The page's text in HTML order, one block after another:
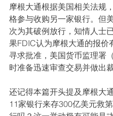
摩根大通根据美国相关法规
格参与收购另一家银行。但
次为其破例放行，知情人士
果FDIC认为摩根大通的报价
寻求批准，美国货币监理署
时准备迅速审查交易并做出裁
还记得本篇开头提及摩根大
11家银行来存300亿美元救